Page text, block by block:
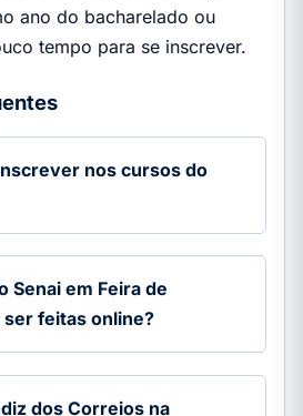
ano do bacharelado ou
tempo para se inscrever.
nos cursos do
Senai em Feira de
ser feitas online?
dos Correios na